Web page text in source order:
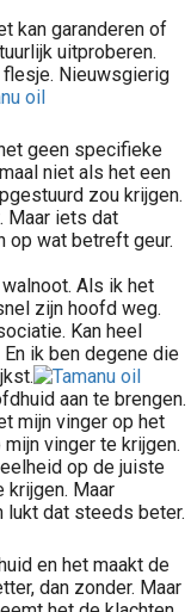
kan garanderen of
uitproberen.
flesje. Nieuwsgierig
geen specifieke
niet als het een
zou krijgen.
Maar iets dat
op wat betreft geur.
Als ik het
zijn hoofd weg.
Kan heel
ik ben degene die
aan te brengen.
mijn vinger op het
vinger te krijgen.
op de juiste
krijgen. Maar
lukt dat steeds beter.
en het maakt de
dan zonder. Maar